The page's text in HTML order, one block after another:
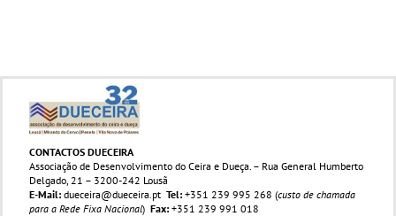
CONTACTOS DUECEIRA
Associação de Desenvolvimento do Ceira e Dueça. – Rua General Humberto
Delgado, 21 – 3200-242 Lousã
E-Mail: dueceira@dueceira.pt Tel: +351 239 995 268 (custo de chamada
para a Rede Fixa Nacional) Fax: +351 239 991 018